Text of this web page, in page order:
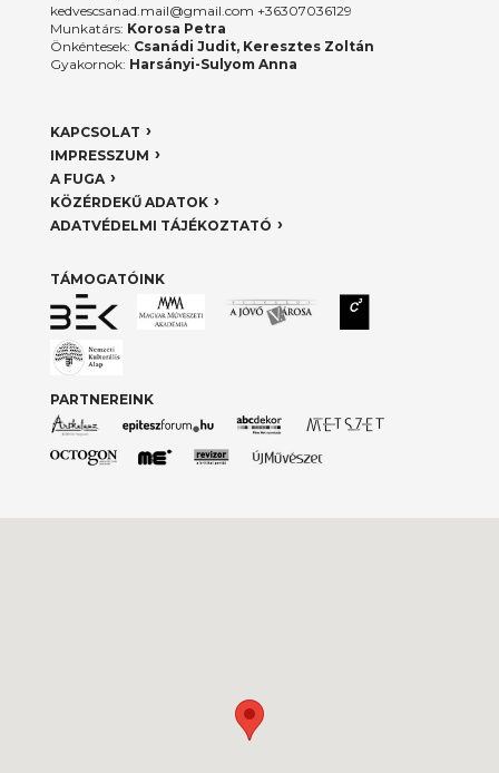
kedvescsanad.mail@gmail.com +36307036129
Munkatárs: Korosa Petra
Önkéntesek: Csanádi Judit, Keresztes Zoltán
Gyakornok: Harsányi-Sulyom Anna
KAPCSOLAT
IMPRESSZUM
A FUGA
KÖZÉRDEKŰ ADATOK
ADATVÉDELMI TÁJÉKOZTATÓ
TÁMOGATÓINK
PARTNEREINK